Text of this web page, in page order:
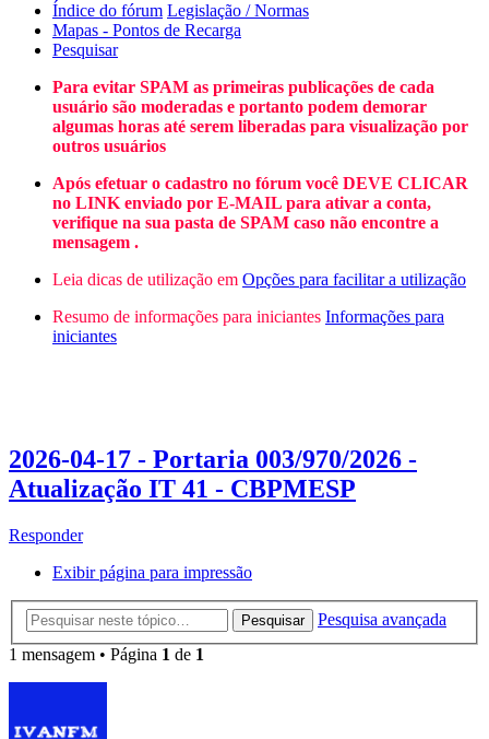
Índice do fórum Legislação / Normas
Mapas - Pontos de Recarga
Pesquisar
Para evitar SPAM as primeiras publicações de cada
usuário são moderadas e portanto podem demorar
algumas horas até serem liberadas para visualização por
outros usuários
Após efetuar o cadastro no fórum você DEVE CLICAR
no LINK enviado por E-MAIL para ativar a conta,
verifique na sua pasta de SPAM caso não encontre a
mensagem .
Leia dicas de utilização em Opções para facilitar a utilização
Resumo de informações para iniciantes Informações para
iniciantes
2026-04-17 - Portaria 003/970/2026 -
Atualização IT 41 - CBPMESP
Responder
Exibir página para impressão
Pesquisar
Pesquisa avançada
1 mensagem • Página 1 de 1